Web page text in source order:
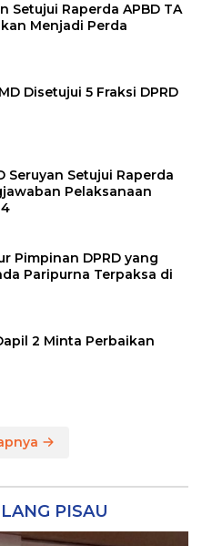
Setujui Raperda APBD TA
Menjadi Perda
Disetujui 5 Fraksi DPRD
Seruyan Setujui Raperda
Pelaksanaan
Pimpinan DPRD yang
Paripurna Terpaksa di
2 Minta Perbaikan
PISAU